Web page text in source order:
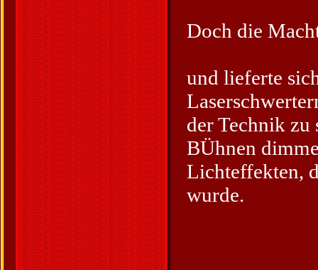
Doch die
und lieferte
der Technik zu
BÜhnen
Lichteffekten,
wurde.